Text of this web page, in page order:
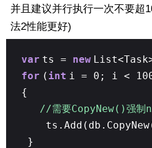
并且建议并行执行一次不要超
法2性能更好)
var ts = new
for ( int i = 0; i <
{
//需要CopyNew()强制
}